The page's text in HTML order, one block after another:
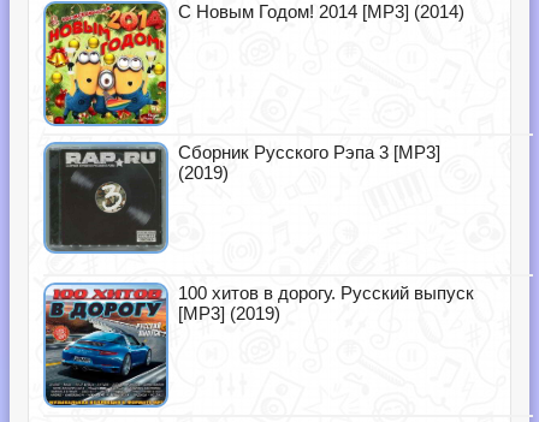
С Новым Годом! 2014 [MP3] (2014)
Сборник Русского Рэпа 3 [MP3]
(2019)
100 хитов в дорогу. Русский выпуск
[MP3] (2019)